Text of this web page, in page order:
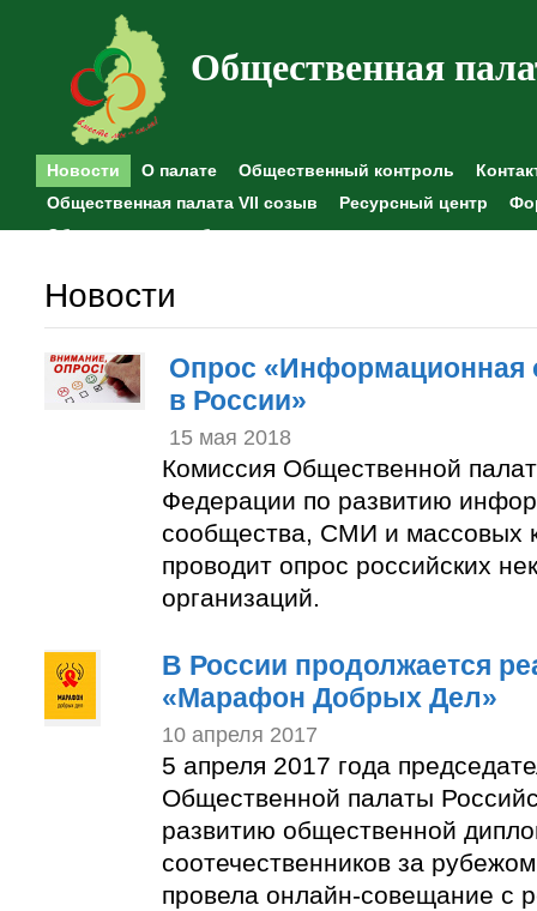
Общественная
Новости О палате Общественный контроль
Общественная палата VII созыв
Ресурсный центр
Общественные наблюдения
Новости
Опрос «Информационная
в России»
15 мая 2018
Комиссия Общественной
Федерации по развитию
сообщества, СМИ и массовых
проводит опрос российских
организаций.
В России продолжается
«Марафон Добрых Дел»
10 апреля 2017
5 апреля 2017 года
Общественной палаты
развитию общественной
соотечественников за
провела онлайн-совещание с